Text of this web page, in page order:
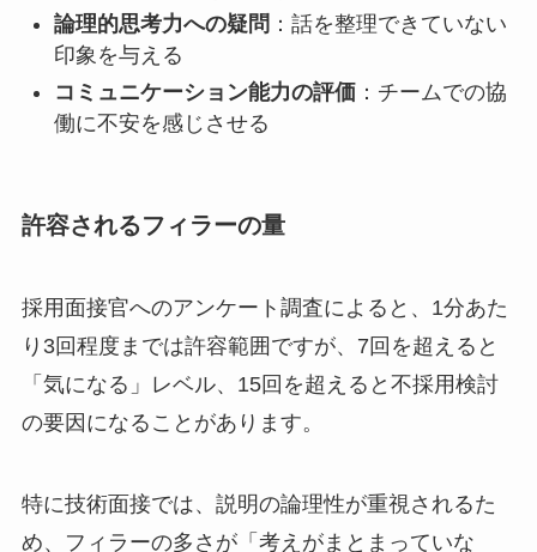
論理的思考力への疑問 ：話を整理できていない
印象を与える
コミュニケーション能力の評価：チームでの協
働に不安を感じさせる
許容されるフィラーの量
採用面接官へのアンケート調査によると、1分あた
り3回程度までは許容範囲ですが、7回を超えると
「気になる」レベル、15回を超えると不採用検討
の要因になることがあります。
特に技術面接では、説明の論理性が重視されるた
め、フィラーの多さが「考えがまとまっていな